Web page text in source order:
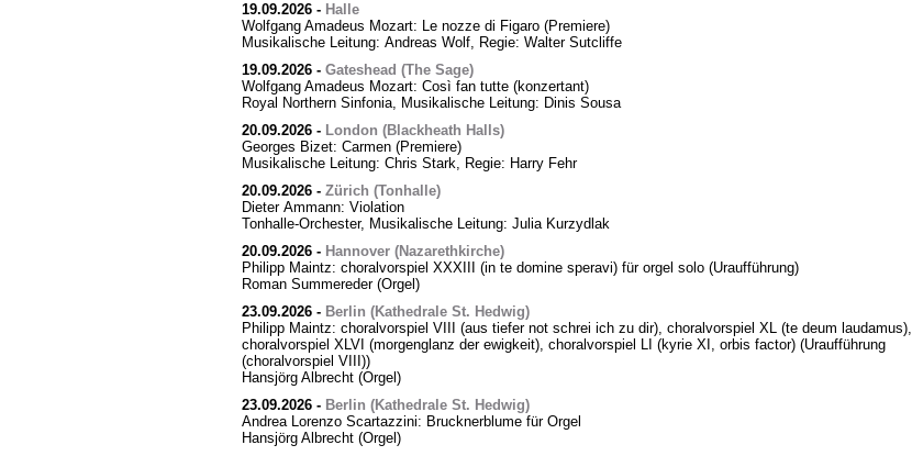
19.09.2026- Halle
Wolfgang Amadeus Mozart: Le nozze di Figaro (Premiere)
Musikalische Leitung: Andreas Wolf, Regie: Walter Sutcliffe
19.09.2026- Gateshead (The Sage)
Wolfgang Amadeus Mozart: Così fan tutte (konzertant)
Royal Northern Sinfonia, Musikalische Leitung: Dinis Sousa
20.09.2026- London (Blackheath Halls)
Georges Bizet: Carmen (Premiere)
Musikalische Leitung: Chris Stark, Regie: Harry Fehr
20.09.2026- Zürich (Tonhalle)
Dieter Ammann: Violation
Tonhalle-Orchester, Musikalische Leitung: Julia Kurzydlak
20.09.2026- Hannover (Nazarethkirche)
Philipp Maintz: choralvorspiel XXXIII (in te domine speravi) für orgel solo (Uraufführung)
Roman Summereder (Orgel)
23.09.2026- Berlin (Kathedrale St. Hedwig)
Philipp Maintz: choralvorspiel VIII (aus tiefer not schrei ich zu dir), choralvorspiel XL (te deum laudamus),
choralvorspiel XLVI (morgenglanz der ewigkeit), choralvorspiel LI (kyrie XI, orbis factor) (Uraufführung
(choralvorspiel VIII))
Hansjörg Albrecht (Orgel)
23.09.2026- Berlin (Kathedrale St. Hedwig)
Andrea Lorenzo Scartazzini: Brucknerblume für Orgel
Hansjörg Albrecht (Orgel)